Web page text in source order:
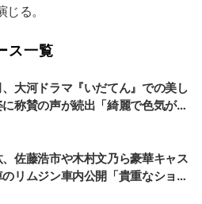
る。
ス一覧
大河ドラマ『いだてん』での美し
称賛の声が続出「綺麗で色気があ
す」「待ち受けにする」
佐藤浩市や木村文乃ら豪華キャス
のリムジン車内公開「貴重なショッ
たる方々」